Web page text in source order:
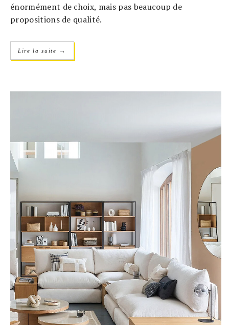
énormément de choix, mais pas beaucoup de
propositions de qualité.
Lire la suite →